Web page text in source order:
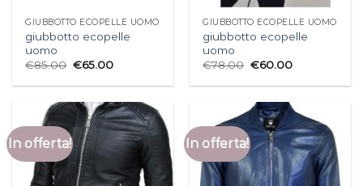
GIUBBOTTO ECOPELLE UOMO
giubbotto ecopelle
uomo
€85.00 €65.00
GIUBBOTTO ECOPELLE UOMO
giubbotto ecopelle
uomo
€78.00 €60.00
In offerta! In offerta!